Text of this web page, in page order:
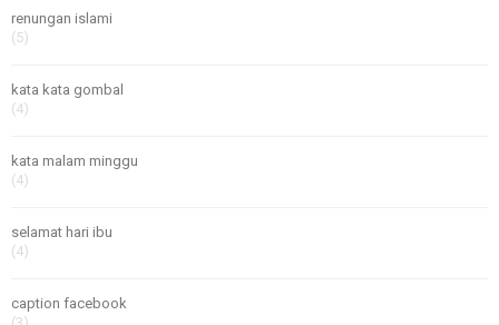
renungan islami
(5)
kata kata gombal
(4)
kata malam minggu
(4)
selamat hari ibu
(4)
caption facebook